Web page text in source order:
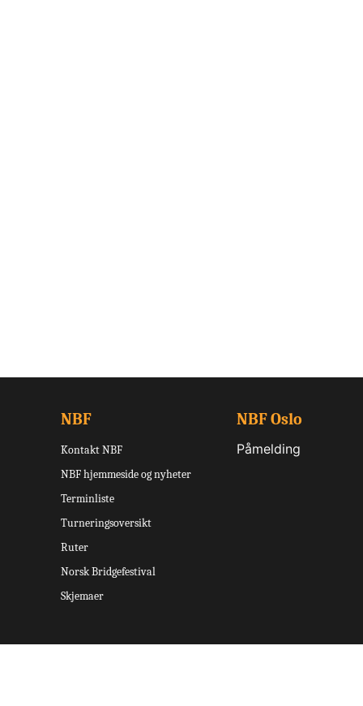
NBF
Kontakt NBF
NBF hjemmeside og nyheter
Terminliste
Turneringsoversikt
Ruter
Norsk Bridgefestival
Skjemaer
NBF Oslo
Påmelding